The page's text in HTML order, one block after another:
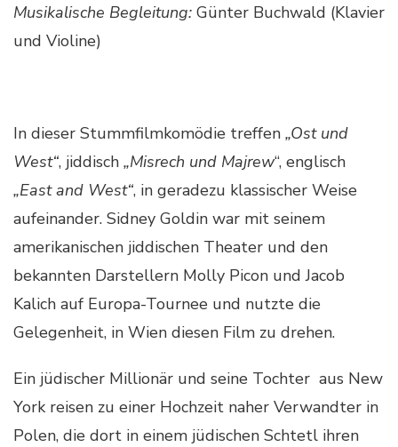
Musikalische Begleitung: Günter Buchwald (Klavier
und Violine)
In dieser Stummfilmkomödie treffen „Ost und
West“, jiddisch „Misrech und Majrew“, englisch
„East and West“, in geradezu klassischer Weise
aufeinander. Sidney Goldin war mit seinem
amerikanischen jiddischen Theater und den
bekannten Darstellern Molly Picon und Jacob
Kalich auf Europa-Tournee und nutzte die
Gelegenheit, in Wien diesen Film zu drehen.
Ein jüdischer Millionär und seine Tochter aus New
York reisen zu einer Hochzeit naher Verwandter in
Polen, die dort in einem jüdischen Schtetl ihren